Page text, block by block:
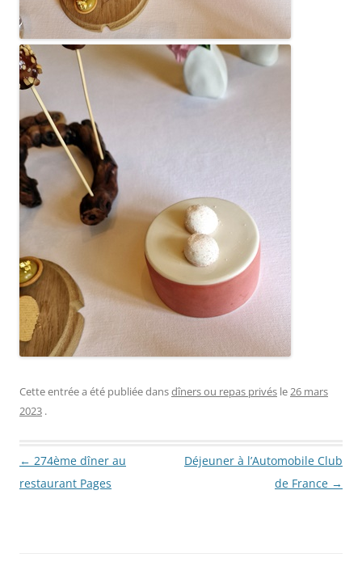
Cette entrée a été publiée dansdîners ou repas privés le26 mars
2023 .
Navigation des articles
← 274ème dîner au
restaurant Pages
Déjeuner à l’Automobile Club
de France →